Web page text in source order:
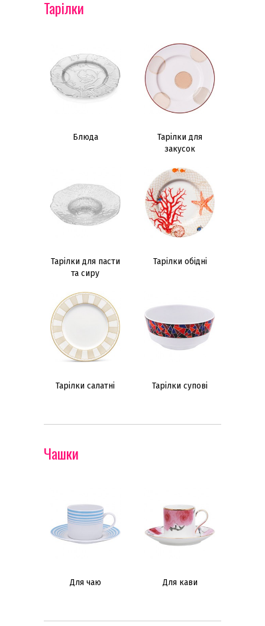
Тарілки
Блюда
Тарілки для
закусок
Тарілки для пасти
та сиру
Тарілки обідні
Тарілки салатні Тарілки супові
Чашки
Для чаю Для кави